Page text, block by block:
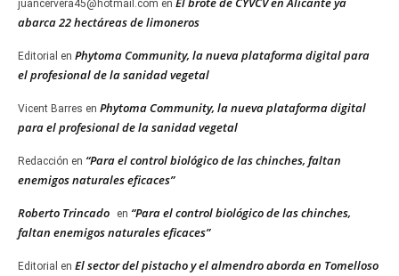
juancervera45@hotmail.com en
abarca 22 hectáreas de limoneros
Editorial en Phytoma Community, la nueva plataforma digital para
el profesional de la sanidad vegetal
Vicent Barres en Phytoma Community, la nueva plataforma digital
para el profesional de la sanidad vegetal
Redacción en “Para el control biológico de las chinches, faltan
enemigos naturales eficaces”
Roberto Trincado en “Para el control biológico de las chinches,
faltan enemigos naturales eficaces”
Editorial en El sector del pistacho y el almendro aborda en Tomelloso